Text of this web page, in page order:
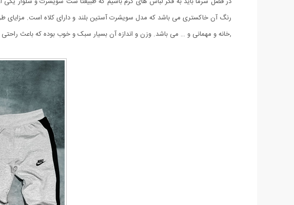
,خانه و مهمانی و … می باشد. وزن و اندازه آن بسیار سبک و خوب بوده که باعث